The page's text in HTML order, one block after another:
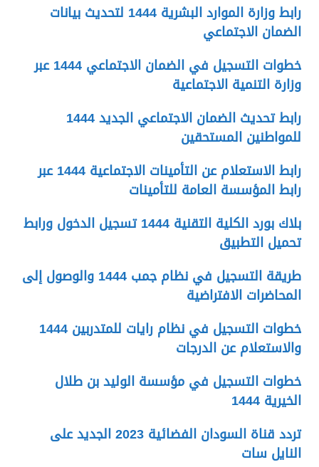
رابط وزارة الموارد البشرية 1444 لتحديث بيانات
الضمان الاجتماعي
خطوات التسجيل في الضمان الاجتماعي 1444 عبر
وزارة التنمية الاجتماعية
رابط تحديث الضمان الاجتماعي الجديد 1444
للمواطنين المستحقين
رابط الاستعلام عن التأمينات الاجتماعية 1444 عبر
رابط المؤسسة العامة للتأمينات
بلاك بورد الكلية التقنية 1444 تسجيل الدخول ورابط
تحميل التطبيق
طريقة التسجيل في نظام جمب 1444 والوصول إلى
المحاضرات الافتراضية
خطوات التسجيل في نظام رايات للمتدربين 1444
والاستعلام عن الدرجات
خطوات التسجيل في مؤسسة الوليد بن طلال
الخيرية 1444
تردد قناة السودان الفضائية 2023 الجديد على
النايل سات